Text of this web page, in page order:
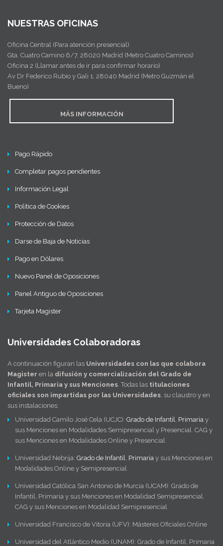
NUESTRAS OFICINAS
Oficina Central (Para atención presencial)
Gta. Cuatro Camino 6/7, 28020 Madrid (Metro Cuatro Caminos)
Oficina 2 (Llamar antes de ir para confirmar horario)
Av Dr Federico Rubio y Gali 1, 28040 Madrid (Metro Guzmán el
Bueno)
MÁS INFORMACIÓN
Pago Rápido
Completar pagos pendientes
Información Legal
Política de Cookies
Protección de Datos
Darse de Baja de Noticias
Pago en Dólares
Nuevo Panel de Oposiciones
Panel Antiguo de Oposiciones
Tarjeta Magister
Universidades Colaboradoras
A continuación figuran las Universidades con las que colabora
Magister en la difusión y comercialización del Grado de
Infantil, Primaria y sus Menciones. Todas las titulaciones
oficiales son impartidas por las Universidades, su claustro y en
sus instalaciones:
Universidad Camilo José Cela (UCJC): Grado de Infantil, Primaria y
sus Menciones en Modalidades Semipresencial y Presencial. CAG y
sus Menciones en Modalidades Online y Presencial
Universidad Nebrija: Grado de Infantil, Primaria y sus Menciones en
Modalidades Online y Semipresencial
Universidad Católica San Antonio de Murcia (UCAM): Grado de
Infantil, Primaria y sus Menciones en Modalidad Semipresencial.
CAG y sus Menciones en Modalidad Semipresencial
Universidad Francisco de Vitoria (UFV): Másteres Oficiales Online
Universidad del Atlántico Medio (UNAM): Grado de Infantil, Primaria